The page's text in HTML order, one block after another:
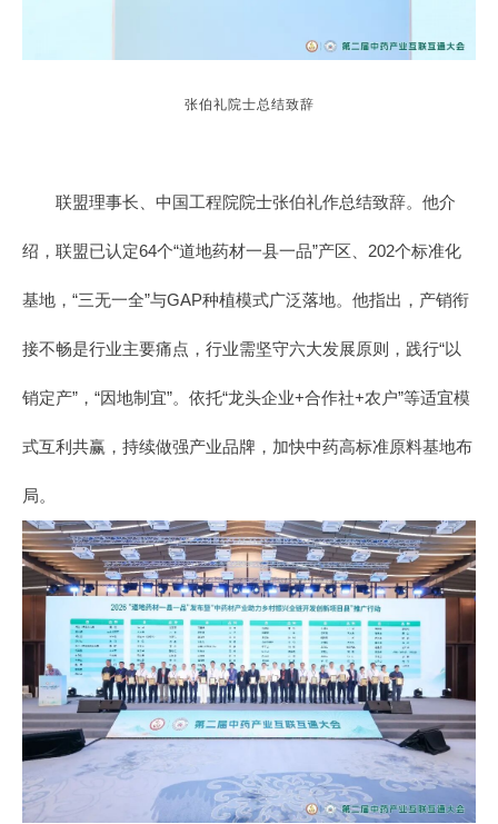
张伯礼院士总结致辞
联盟理事长、中国工程院院士张伯礼作总结致辞。他介
绍，联盟已认定64个“道地药材一县一品”产区、202个标准化
基地，“三无一全”与GAP种植模式广泛落地。他指出，产销衔
接不畅是行业主要痛点，行业需坚守六大发展原则，践行“以
销定产”，“因地制宜”。依托“龙头企业+合作社+农户”等适宜模
式互利共赢，持续做强产业品牌，加快中药高标准原料基地布
局。